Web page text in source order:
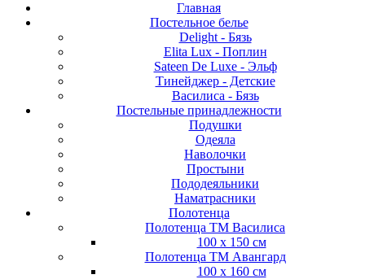
Главная
Постельное белье
Delight - Бязь
Elita Lux - Поплин
Sateen De Luxe - Эльф
Тинейджер - Детские
Василиса - Бязь
Постельные принадлежности
Подушки
Одеяла
Наволочки
Простыни
Пододеяльники
Наматрасники
Полотенца
Полотенца ТМ Василиса
100 х 150 см
Полотенца ТМ Авангард
100 х 160 см